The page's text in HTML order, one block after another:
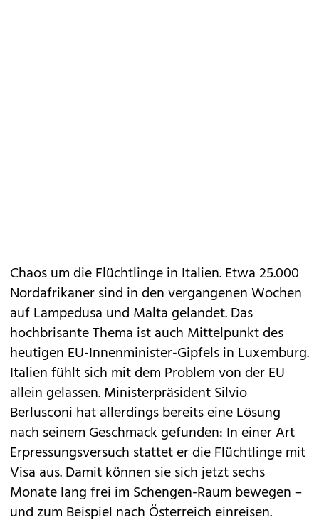
Chaos um die Flüchtlinge in Italien. Etwa 25.000
Nordafrikaner sind in den vergangenen Wochen
auf Lampedusa und Malta gelandet. Das
hochbrisante Thema ist auch Mittelpunkt des
heutigen EU-Innenminister-Gipfels in Luxemburg.
Italien fühlt sich mit dem Problem von der EU
allein gelassen. Ministerpräsident Silvio
Berlusconi hat allerdings bereits eine Lösung
nach seinem Geschmack gefunden: In einer Art
Erpressungsversuch stattet er die Flüchtlinge mit
Visa aus. Damit können sie sich jetzt sechs
Monate lang frei im Schengen-Raum bewegen –
und zum Beispiel nach Österreich einreisen.